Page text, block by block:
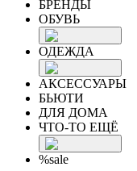
БРЕНДЫ
ОБУВЬ
ОДЕЖДА
АКСЕССУАРЫ
БЬЮТИ
ДЛЯ ДОМА
ЧТО-ТО ЕЩЁ
%sale